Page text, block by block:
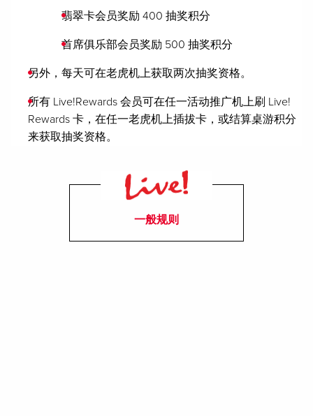
翡翠卡会员奖励 400 抽奖积分
首席俱乐部会员奖励 500 抽奖积分
另外，每天可在老虎机上获取两次抽奖资格。
所有 Live!Rewards 会员可在任一活动推广机上刷 Live!
Rewards 卡，在任一老虎机上插拔卡，或结算桌游积分
来获取抽奖资格。
一般规则